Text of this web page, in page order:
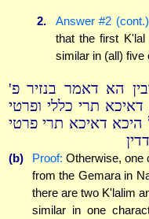
2. Answer #2
that the first
similar in (all) five
הא דאמר בנזיר פ'
תרי כללי ופרטי
היכא דאיכא תרי פרטי
(b) Proof: Otherwise, one
from the Gemara in
there are two K'lalim
similar in one